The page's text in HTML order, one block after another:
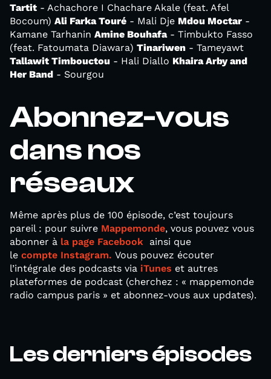
Tartit - Achachore I Chachare Akale (feat. Afel
Bocoum) Ali Farka Touré - Mali Dje Mdou Moctar -
Kamane Tarhanin Amine Bouhafa- Timbukto Fasso
(feat. Fatoumata Diawara) Tinariwen - Tameyawt
Tallawit Timbouctou - Hali Diallo Khaira Arby and
Her Band - Sourgou
Abonnez-vous
dans nos
réseaux
Même après plus de 100 épisode, c’est toujours
pareil : pour suivre Mappemonde, vous pouvez vous
abonner à la page Facebook ainsi que
le compte Instagram. Vous pouvez écouter
l’intégrale des podcasts via iTunes et autres
plateformes de podcast (cherchez : « mappemonde
radio campus paris » et abonnez-vous aux updates).
Les derniers épisodes